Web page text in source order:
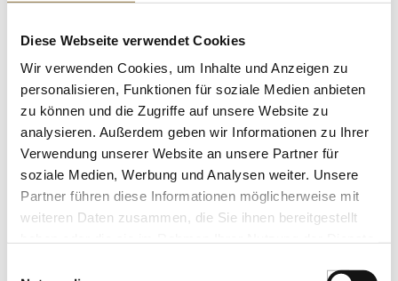
Diese Webseite verwendet Cookies
Wir verwenden Cookies, um Inhalte und Anzeigen zu
personalisieren, Funktionen für soziale Medien anbieten
zu können und die Zugriffe auf unsere Website zu
analysieren. Außerdem geben wir Informationen zu Ihrer
Verwendung unserer Website an unsere Partner für
soziale Medien, Werbung und Analysen weiter. Unsere
Partner führen diese Informationen möglicherweise mit
weiteren Daten zusammen, die Sie ihnen bereitgestellt
€ 45,77/ kg
St.
KENNZEICHNUNGEN U. SPEZIFIKATIONEN
Spritzbeutel-Tüllen Set, sternformig,
aus Metall, 6 tlg.
Art.Nr.:17408